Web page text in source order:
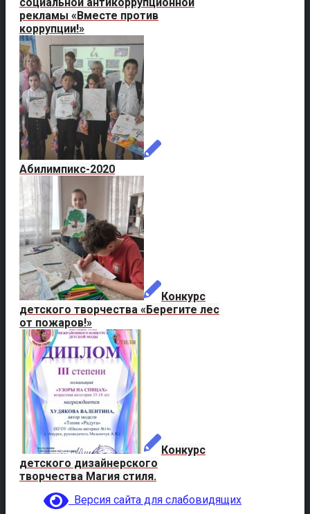
рекламы «Вместе против
коррупции!»
Абилимпикс-2020
Конкурс
детского творчества «Берегите лес
от пожаров!»
Конкурс
детского дизайнерского
творчества Магия стиля.
Версия сайта для слабовидящих